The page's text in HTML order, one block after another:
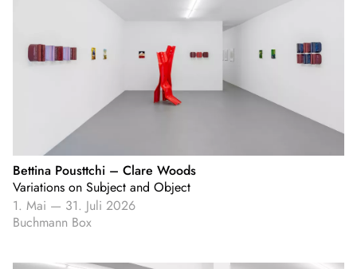
Bettina Pousttchi – Clare Woods
Variations on Subject and Object
1. Mai — 31. Juli 2026
Buchmann Box